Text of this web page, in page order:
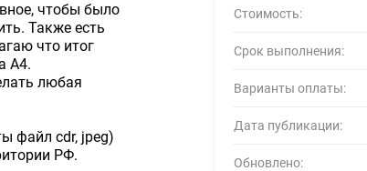
Стоимость:
Срок выполнения:
Варианты оплаты:
Дата публикации:
Обновлено:
чтобы было
Также есть
что итог
А4.
любая
файл cdr, jpeg)
РФ.